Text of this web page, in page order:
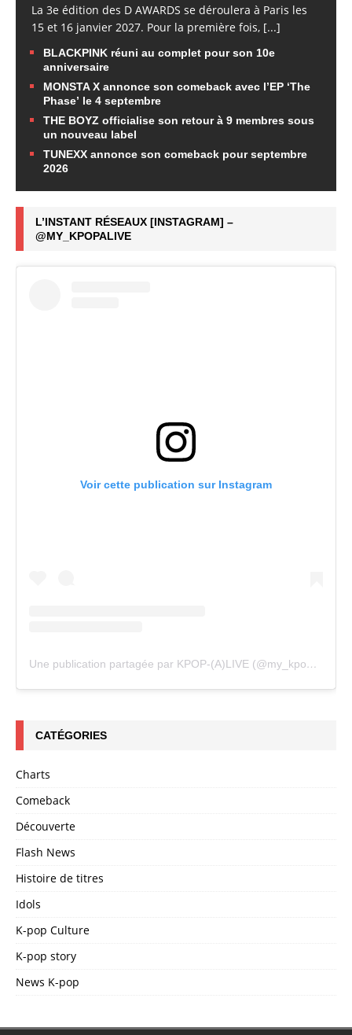
La 3e édition des D AWARDS se déroulera à Paris les
15 et 16 janvier 2027. Pour la première fois, [...]
BLACKPINK réuni au complet pour son 10e
anniversaire
MONSTA X annonce son comeback avec l’EP ‘The
Phase’ le 4 septembre
THE BOYZ officialise son retour à 9 membres sous
un nouveau label
TUNEXX annonce son comeback pour septembre
2026
L’INSTANT RÉSEAUX [INSTAGRAM] –
@MY_KPOPALIVE
Voir cette publication sur Instagram
Une publication partagée par KPOP-(A)LIVE (@my_kpopalive)
CATÉGORIES
Charts
Comeback
Découverte
Flash News
Histoire de titres
Idols
K-pop Culture
K-pop story
News K-pop